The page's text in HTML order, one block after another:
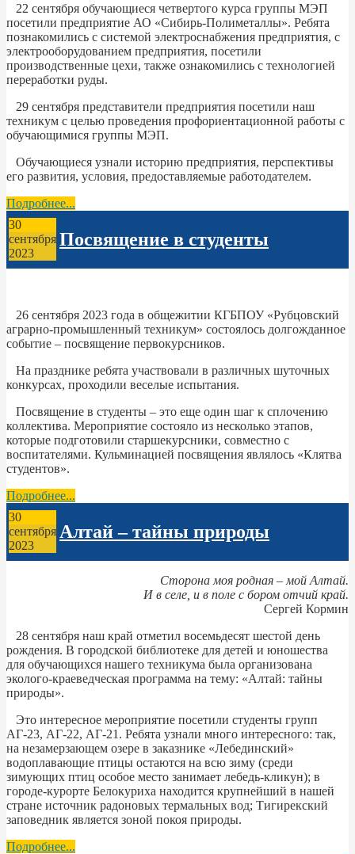
22 сентября обучающиеся четвертого курса группы МЭП
посетили предприятие АО «Сибирь-Полиметаллы». Ребята
познакомились с системой электроснабжения предприятия, с
электрооборудованием предприятия, посетили
производственные цехи, также ознакомились с технологией
переработки руды.
29 сентября представители предприятия посетили наш
техникум с целью проведения профориентационной работы с
обучающимися группы МЭП.
Обучающиеся узнали историю предприятия, перспективы
его развития, условия, предоставляемые работодателем.
Подробнее...
30
сентября
2023
Посвящение в студенты
26 сентября 2023 года в общежитии КГБПОУ «Рубцовский
аграрно-промышленный техникум» состоялось долгожданное
событие – посвящение первокурсников.
На празднике ребята участвовали в различных шуточных
конкурсах, проходили веселые испытания.
Посвящение в студенты – это еще один шаг к сплочению
коллектива. Мероприятие состояло из несколько этапов,
которые подготовили старшекурсники, совместно с
воспитателями. Кульминацией посвящения являлось «Клятва
студентов».
Подробнее...
30
сентября
2023
Алтай – тайны природы
Сторона моя родная – мой Алтай.
И в селе, и в поле с бором отчий край.
Сергей Кормин
28 сентября наш край отметил восемьдесят шестой день
рождения. В городской библиотеке для детей и юношества
для обучающихся нашего техникума была организована
эколого-краеведческая программа на тему: «Алтай: тайны
природы».
Это интересное мероприятие посетили студенты групп
АГ-23, АГ-22, АГ-21. Ребята узнали много интересного: так,
на незамерзающем озере в заказнике «Лебединский»
водоплавающие птицы остаются на всю зиму (среди
зимующих птиц особое место занимает лебедь-кликун); в
городе-курорте Белокуриха находится крупнейший в нашей
стране источник радоновых термальных вод; Тигирекский
заповедник является зоной покоя природы.
Подробнее...